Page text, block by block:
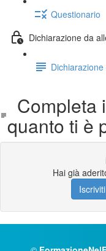
Questionario
Dichiarazione da
Completa
quanto ti è
Hai già